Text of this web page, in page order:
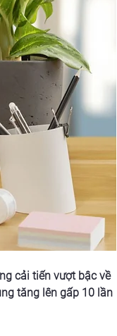
cải tiến vượt bậc về
tăng lên gấp 10 lần